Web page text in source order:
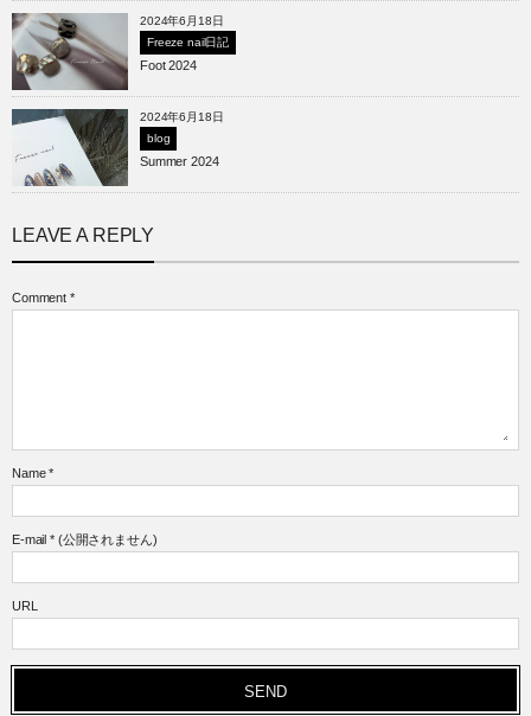
2024年6月18日
Freeze nail日記
Foot 2024
2024年6月18日
blog
Summer 2024
LEAVE A REPLY
Comment *
Name *
E-mail *(公開されません)
URL